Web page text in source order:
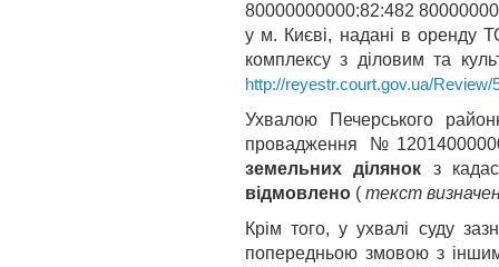
80000000000:82:482
у м. Києві, надані в оренду
комплексу з діловим та
http://reyestr.court.gov.ua/
Ухвалою Печерського
провадження
земельних ділянок з
відмовлено ( текст
Крім того, у ухвалі суду
попередньою змовою з